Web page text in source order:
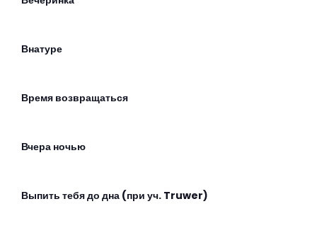
Внатуре
Время возвращаться
Вчера ночью
Выпить тебя до дна (при уч. Truwer)